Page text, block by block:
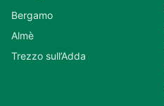
Bergamo
Almè
Trezzo sull’Adda